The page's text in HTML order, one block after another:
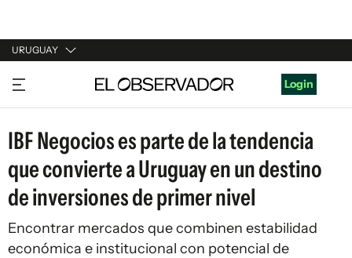
URUGUAY
URUGUAY
ARGENTINA
ESPAÑA
ESTADOS UNIDOS
Login
IBF Negocios es parte de la tendencia
que convierte a Uruguay en un destino
de inversiones de primer nivel
Encontrar mercados que combinen estabilidad
económica e institucional con potencial de